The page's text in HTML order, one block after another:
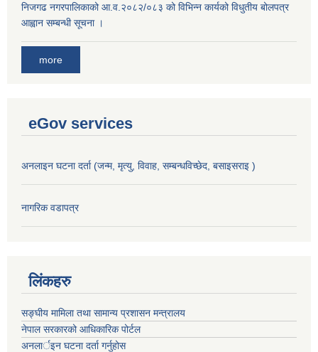
निजगढ नगरपालिकाको आ.व.२०८२/०८३ को विभिन्न कार्यको विधुतीय बोलपत्र
आह्वान सम्बन्धी सूचना ।
more
eGov services
अनलाइन घटना दर्ता (जन्म, मृत्यु, विवाह, सम्बन्धविच्छेद, बसाइसराइ )
नागरिक वडापत्र
लिंकहरु
सङ्‍घीय मामिला तथा सामान्य प्रशासन मन्त्रालय
नेपाल सरकारको आधिकारिक पोर्टल
अनलार्इन घटना दर्ता गर्नुहोस